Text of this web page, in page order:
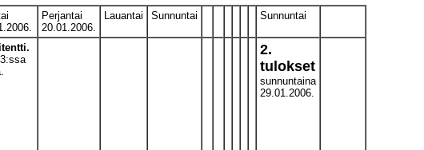
Perjantai
20.01.2006.
Lauantai Sunnuntai Sunnuntai
2.
tulokset
sunnuntaina
29.01.2006.